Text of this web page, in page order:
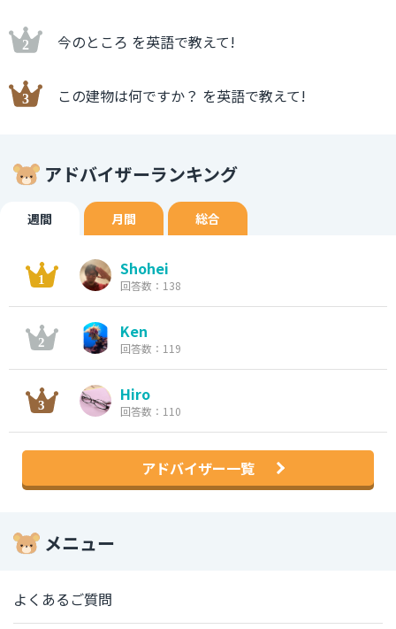
今のところ を英語で教えて!
この建物は何ですか？ を英語で教えて!
アドバイザーランキング
週間 月間 総合
Shohei
回答数：138
Ken
回答数：119
Hiro
回答数：110
アドバイザー一覧
メニュー
よくあるご質問